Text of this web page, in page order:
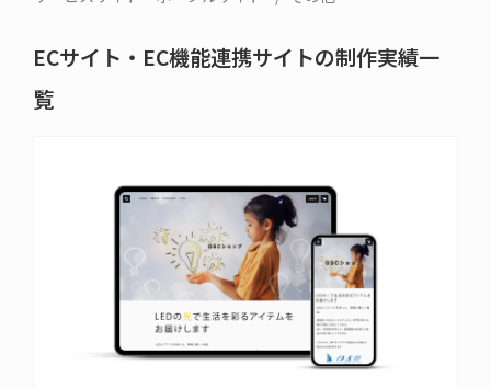
ECサイト・EC機能連携サイトの制作実績一
覧